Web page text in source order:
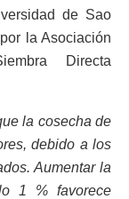
de Sao
la Asociación
Directa
la cosecha de
debido a los
Aumentar la
1 % favorece